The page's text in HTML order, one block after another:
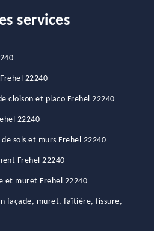
services
22240
cloison et placo Frehel 22240
22240
sols et murs Frehel 22240
Frehel 22240
et muret Frehel 22240
façade, muret, faîtière, fissure,